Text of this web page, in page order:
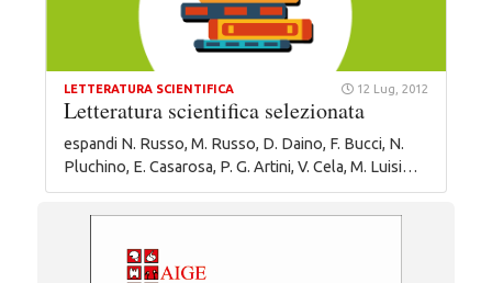
LETTERATURA SCIENTIFICA 12 Lug, 2012
Letteratura scientifica selezionata
espandi N. Russo, M. Russo, D. Daino, F. Bucci, N.
Pluchino, E. Casarosa, P. G. Artini, V. Cela, M. Luisi…